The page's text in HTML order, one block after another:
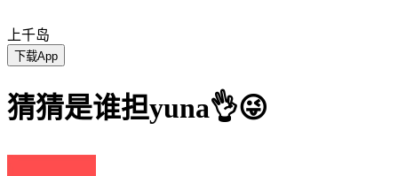
上千岛
下载App
猜猜是谁担yuna👌😜